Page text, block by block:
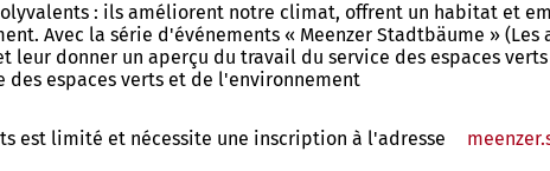
: ils améliorent notre climat, offrent un habitat et
Avec la série d'événements « Meenzer Stadtbäume »
leur donner un aperçu du travail du service des espaces
des espaces verts et de l'environnement
est limité et nécessite une inscription à l'adresse